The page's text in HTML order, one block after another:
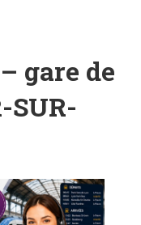
gare de
SUR-